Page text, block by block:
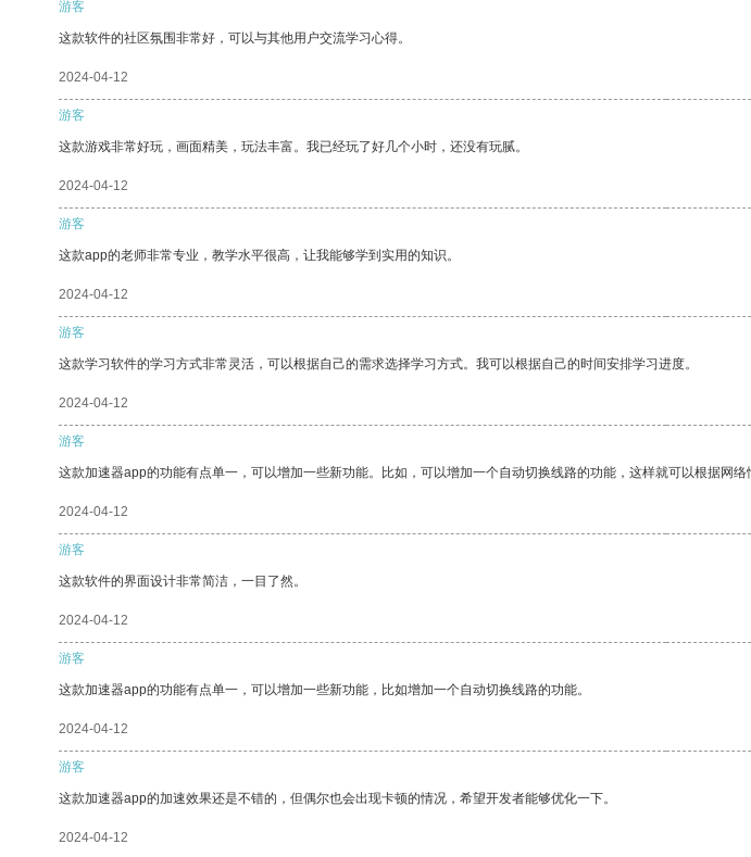
游客
这款软件的社区氛围非常好，可以与其他用户交流学习心得。
2024-04-12
游客
这款游戏非常好玩，画面精美，玩法丰富。我已经玩了好几个小时，还没有玩腻。
2024-04-12
游客
这款app的老师非常专业，教学水平很高，让我能够学到实用的知识。
2024-04-12
游客
这款学习软件的学习方式非常灵活，可以根据自己的需求选择学习方式。我可以根据自己的时间安排学习进度。
2024-04-12
游客
这款加速器app的功能有点单一，可以增加一些新功能。比如，可以增加一个自动切换线路的功能，这样就可以根据网络
2024-04-12
游客
这款软件的界面设计非常简洁，一目了然。
2024-04-12
游客
这款加速器app的功能有点单一，可以增加一些新功能，比如增加一个自动切换线路的功能。
2024-04-12
游客
这款加速器app的加速效果还是不错的，但偶尔也会出现卡顿的情况，希望开发者能够优化一下。
2024-04-12